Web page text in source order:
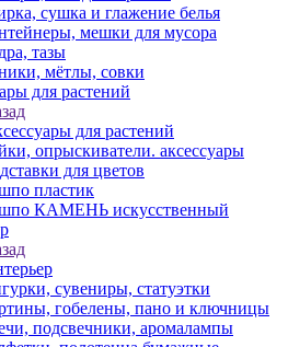
сушка и глажение белья
мешки для мусора
тазы
мётлы, совки
для растений
для растений
опрыскиватели. аксессуары
для цветов
пластик
КАМЕНЬ искусственный
сувениры, статуэтки
гобелены, пано и ключницы
подсвечники, аромалампы